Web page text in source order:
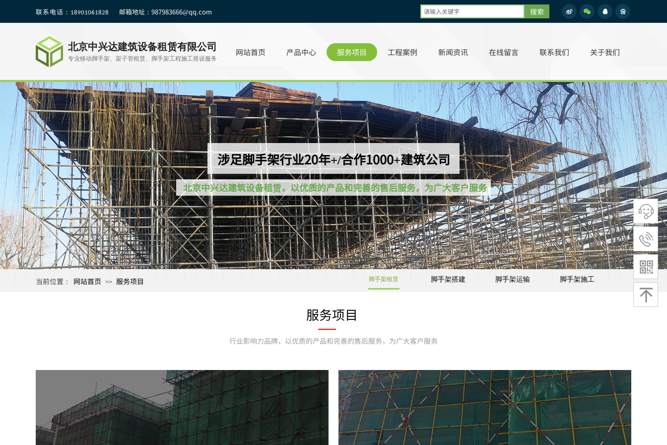
联系电话：​ 18901061828 邮箱地址： 987983666@qq.com 搜索
北京中兴达建筑设备租赁有限公司
专业移动脚手架、架子管租赁、脚手架工程施工搭设服务
网站首页 产品中心 服务项目 工程案例 新闻资讯 在线留言 联系我们 关于我们
涉足脚手架行业20年+/合作1000+建筑公司
北京中兴达建筑设备租赁，以优质的产品和完善的售后服务，为广大客户服务
脚手架租赁 脚手架搭建 脚手架运输 脚手架施工
当前位置： 网站首页 >> 服务项目
服务项目
行业影响力品牌， 以优质的产品和完善的售后服务，为广大客户服务